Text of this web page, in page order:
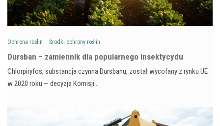
Ochrona roślin Środki ochrony roślin
Dursban – zamiennik dla popularnego insektycydu
Chlorpiryfos, substancja czynna Dursbanu, został wycofany z rynku UE
w 2020 roku — decyzja Komisji…